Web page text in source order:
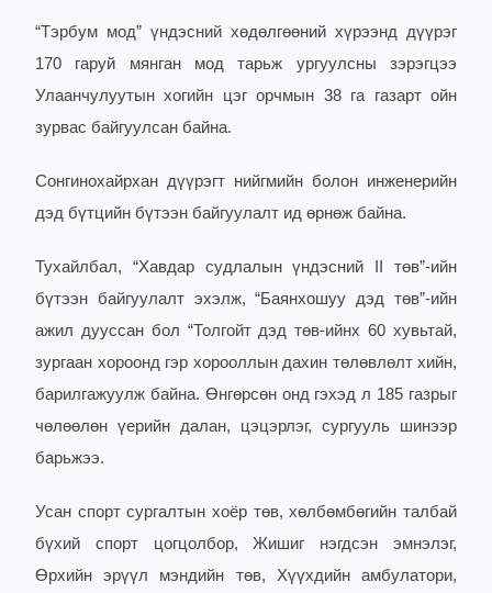
“Тэрбум мод” үндэсний хөдөлгөөний хүрээнд дүүрэг
170 гаруй мянган мод тарьж ургуулсны зэрэгцээ
Улаанчулуутын хогийн цэг орчмын 38 га газарт ойн
зурвас байгуулсан байна.
Сонгинохайрхан дүүрэгт нийгмийн болон инженерийн
дэд бүтцийн бүтээн байгуулалт ид өрнөж байна.
Тухайлбал, “Хавдар судлалын үндэсний II төв”-ийн
бүтээн байгуулалт эхэлж, “Баянхошуу дэд төв”-ийн
ажил дууссан бол “Толгойт дэд төв-ийнх 60 хувьтай,
зургаан хороонд гэр хорооллын дахин төлөвлөлт хийн,
барилгажуулж байна. Өнгөрсөн онд гэхэд л 185 газрыг
чөлөөлөн үерийн далан, цэцэрлэг, сургууль шинээр
барьжээ.
Усан спорт сургалтын хоёр төв, хөлбөмбөгийн талбай
бүхий спорт цогцолбор, Жишиг нэгдсэн эмнэлэг,
Өрхийн эрүүл мэндийн төв, Хүүхдийн амбулатори,